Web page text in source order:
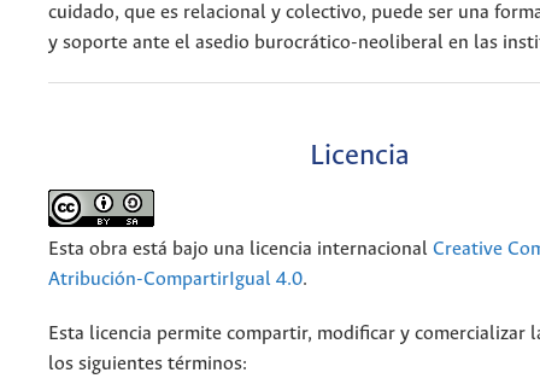
cuidado, que es relacional y colectivo, puede ser una
y soporte ante el asedio burocrático-neoliberal en las
Licencia
Esta obra está bajo una licencia internacional Creative
Atribución-CompartirIgual 4.0.
Esta licencia permite compartir, modificar y comercializar
los siguientes términos: